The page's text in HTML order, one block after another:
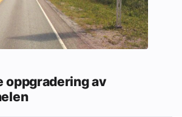
oppgradering av